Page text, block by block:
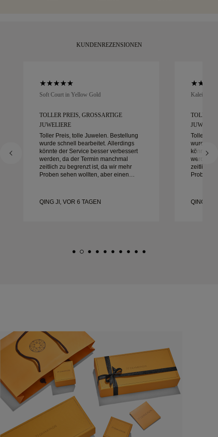
KUNDENREZENSIONEN
Soft Court in Yellow Gold
TOLLER PREIS, GROSSARTIGE J
UWELIERE
Toller Preis, tolle Juwelen. Bestellung
wurde schnell bearbeitet. Allerdings
könnte der Service besser verbessert
werden, da der Termin manchmal
zeitlich zu begrenzt ist, da wir mehr
Proben sehen wollten, aber einen
glücklich.
QING JI, VOR 6 TAGEN
Kaleida
TOLLER
Toller
wurde
könnte
werden,
zeitlich
Proben
glücklich.
QING JI,